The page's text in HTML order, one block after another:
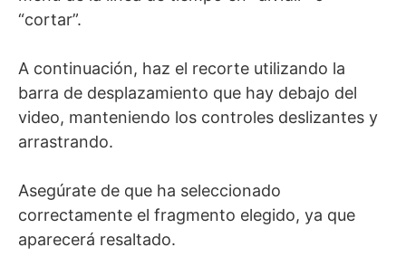
“cortar”.
A continuación, haz el recorte utilizando la
barra de desplazamiento que hay debajo del
video, manteniendo los controles deslizantes y
arrastrando.
Asegúrate de que ha seleccionado
correctamente el fragmento elegido, ya que
aparecerá resaltado.